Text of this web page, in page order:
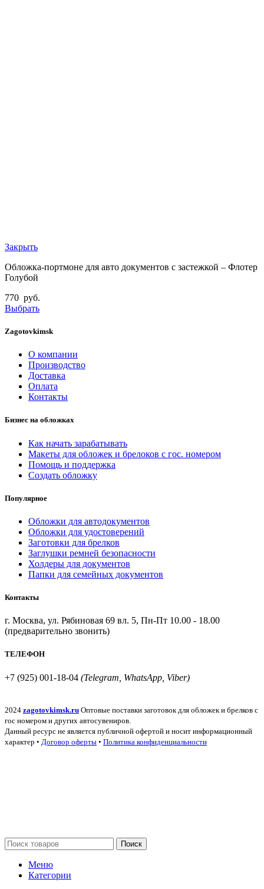
Закрыть
Обложка-портмоне для авто документов с застежкой – Флотер
Голубой
770 руб.
Выбрать
Zagotovkimsk
О компании
Производство
Доставка
Оплата
Контакты
Бизнес на обложках
Как начать зарабатывать
Макеты для обложек и брелоков с гос. номером
Помощь и поддержка
Создать обложку
Популярное
Обложки для автодокументов
Обложки для удостоверений
Заготовки для брелков
Заглушки ремней безопасности
Холдеры для документов
Папки для семейных документов
Контакты
г. Москва, ул. Рябиновая 69 вл. 5, Пн-Пт 10.00 - 18.00
(предварительно звонить)
ТЕЛЕФОН
+7 (925) 001-18-04 (Telegram, WhatsApp, Viber)
2024 zagotovkimsk.ru Оптовые поставки заготовок для обложек и брелков с
гос номером и других автосувениров.
Данный ресурс не является публичной офертой и носит информационный
характер • Договор оферты • Политика конфиденциальности
Поиск
Меню
Категории